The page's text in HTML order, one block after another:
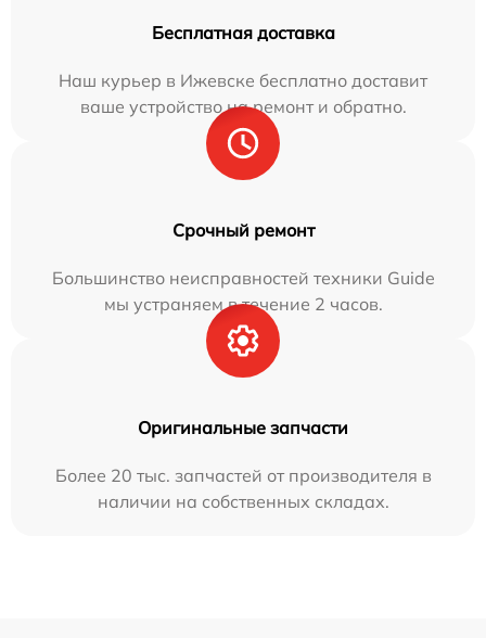
Бесплатная доставка
Наш курьер в Ижевске бесплатно доставит
ваше устройство на ремонт и обратно.
Срочный ремонт
Большинство неисправностей техники Guide
мы устраняем в течение 2 часов.
Оригинальные запчасти
Более 20 тыс. запчастей от производителя в
наличии на собственных складах.